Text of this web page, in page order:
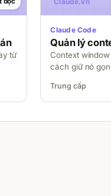
từ
Claude Code
Quản lý
Context
cách giữ nó
Trung cấp